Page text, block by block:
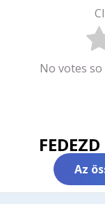
No votes
Az